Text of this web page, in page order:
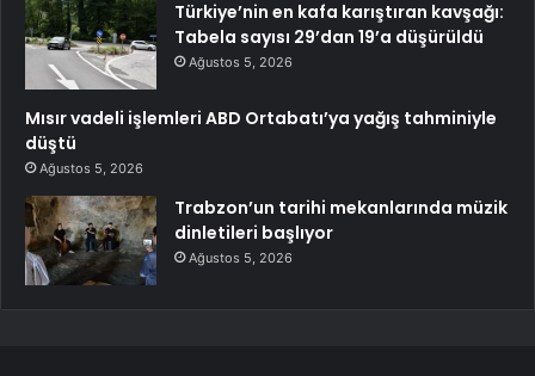
Türkiye’nin en kafa karıştıran kavşağı:
Tabela sayısı 29’dan 19’a düşürüldü
Ağustos 5, 2026
Mısır vadeli işlemleri ABD Ortabatı’ya yağış tahminiyle
düştü
Ağustos 5, 2026
Trabzon’un tarihi mekanlarında müzik
dinletileri başlıyor
Ağustos 5, 2026